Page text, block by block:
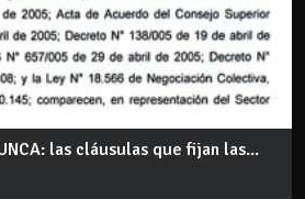
las cláusulas que fijan las...